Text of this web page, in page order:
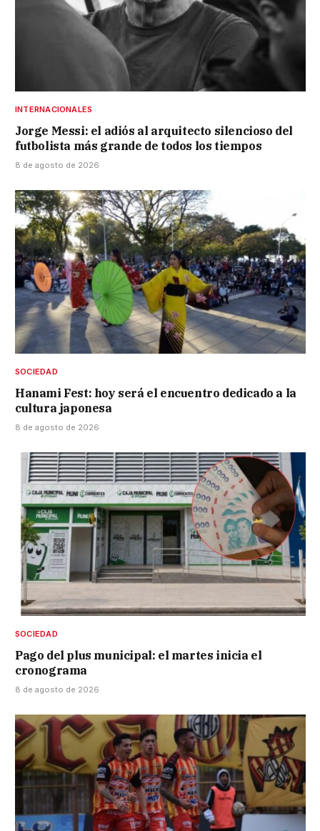
INTERNACIONALES
Jorge Messi: el adiós al arquitecto silencioso del
futbolista más grande de todos los tiempos
8 de agosto de 2026
SOCIEDAD
Hanami Fest: hoy será el encuentro dedicado a la
cultura japonesa
8 de agosto de 2026
SOCIEDAD
Pago del plus municipal: el martes inicia el
cronograma
8 de agosto de 2026